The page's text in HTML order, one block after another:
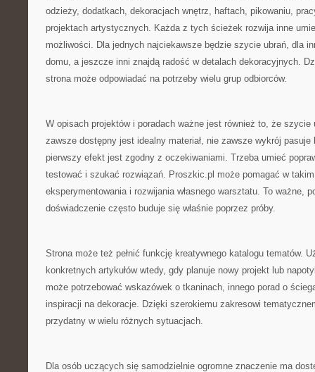
odzieży, dodatkach, dekoracjach wnętrz, haftach, pikowaniu,
projektach artystycznych. Każda z tych ścieżek rozwija inne
możliwości. Dla jednych najciekawsze będzie szycie ubrań, dla
domu, a jeszcze inni znajdą radość w detalach dekoracyjnych.
strona może odpowiadać na potrzeby wielu grup odbiorców.
W opisach projektów i poradach ważne jest również to, że
zawsze dostępny jest idealny materiał, nie zawsze wykrój
pierwszy efekt jest zgodny z oczekiwaniami. Trzeba umieć
testować i szukać rozwiązań. Proszkic.pl może pomagać w
eksperymentowania i rozwijania własnego warsztatu. To ważne,
doświadczenie często buduje się właśnie poprzez próby.
Strona może też pełnić funkcję kreatywnego katalogu tematów.
konkretnych artykułów wtedy, gdy planuje nowy projekt lub
może potrzebować wskazówek o tkaninach, innego porad o
inspiracji na dekoracje. Dzięki szerokiemu zakresowi
przydatny w wielu różnych sytuacjach.
Dla osób uczących się samodzielnie ogromne znaczenie ma